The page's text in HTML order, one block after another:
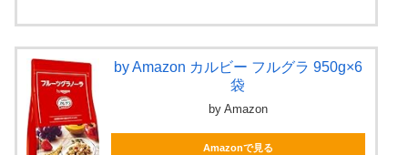
by Amazon カルビー フルグラ 950g×6
袋
by Amazon
Amazonで見る